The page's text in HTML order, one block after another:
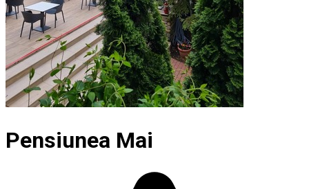
Pensiunea Mai